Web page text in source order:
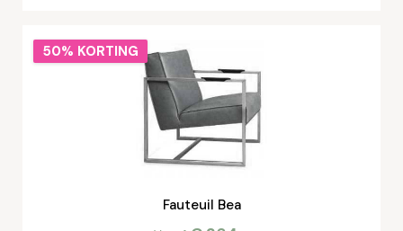
Fauteuil Bea
50% KORTING